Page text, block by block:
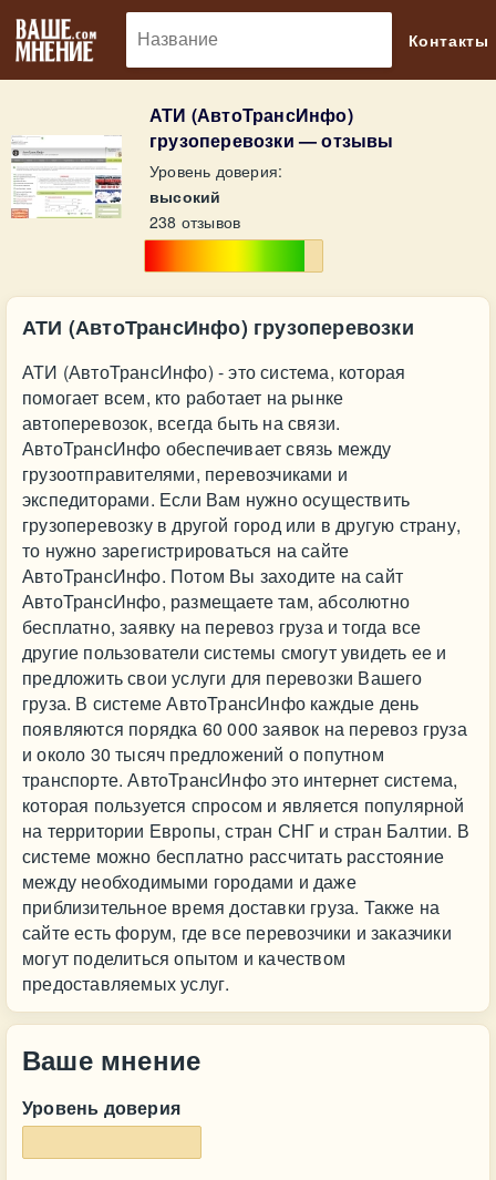
Контакты
АТИ (АвтоТрансИнфо)
грузоперевозки — отзывы
Уровень доверия:
высокий
238 отзывов
АТИ (АвтоТрансИнфо) грузоперевозки
АТИ (АвтоТрансИнфо) - это система, которая
помогает всем, кто работает на рынке
автоперевозок, всегда быть на связи.
АвтоТрансИнфо обеспечивает связь между
грузоотправителями, перевозчиками и
экспедиторами. Если Вам нужно осуществить
грузоперевозку в другой город или в другую страну,
то нужно зарегистрироваться на сайте
АвтоТрансИнфо. Потом Вы заходите на сайт
АвтоТрансИнфо, размещаете там, абсолютно
бесплатно, заявку на перевоз груза и тогда все
другие пользователи системы смогут увидеть ее и
предложить свои услуги для перевозки Вашего
груза. В системе АвтоТрансИнфо каждые день
появляются порядка 60 000 заявок на перевоз груза
и около 30 тысяч предложений о попутном
транспорте. АвтоТрансИнфо это интернет система,
которая пользуется спросом и является популярной
на территории Европы, стран СНГ и стран Балтии. В
системе можно бесплатно рассчитать расстояние
между необходимыми городами и даже
приблизительное время доставки груза. Также на
сайте есть форум, где все перевозчики и заказчики
могут поделиться опытом и качеством
предоставляемых услуг.
Ваше мнение
Уровень доверия